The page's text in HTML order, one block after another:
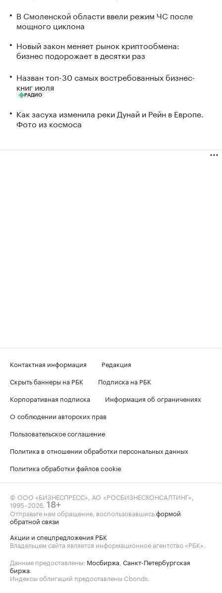
В Смоленской области ввели режим ЧС после
мощного циклона
Новый закон меняет рынок криптообмена:
бизнес подорожает в десятки раз
Назван топ-30 самых востребованных бизнес-
книг июля
РАДИО
Как засуха изменила реки Дунай и Рейн в Европе.
Фото из космоса
Контактная информация
Редакция
Скрыть баннеры на РБК
Подписка на РБК
Корпоративная подписка
Информация об ограничениях
О соблюдении авторских прав
Пользовательское соглашение
Политика в отношении обработки персональных данных
Политика обработки файлов cookie
© ООО «БИЗНЕСПРЕСС», АО «РОСБИЗНЕСКОНСАЛТИНГ»,
1995–2026 18+
Отправьте нам обращение, воспользовавшисьформой
обратной связи
Акции и спецпредложения РБК
Владельцем сайта является информационное агентство «РБК».
Данные предоставлены: Мосбиржа Санкт-Петербургская
биржа
Индексы облигаций предоставлены Cbonds.